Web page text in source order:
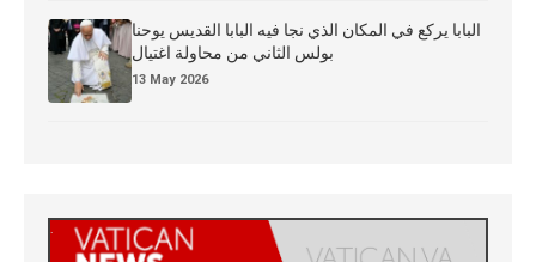
البابا يركع في المكان الذي نجا فيه البابا القديس يوحنا
بولس الثاني من محاولة اغتيال
13 May 2026